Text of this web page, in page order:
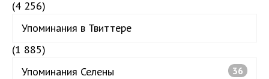
(4 256)
Упоминания в Твиттере
(1 885)
Упоминания Селены
36